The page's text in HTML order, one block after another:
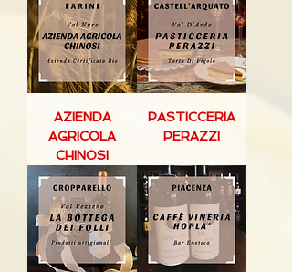
AZIENDA
AGRICOLA
CHINOSI
PASTICCERIA
PERAZZI